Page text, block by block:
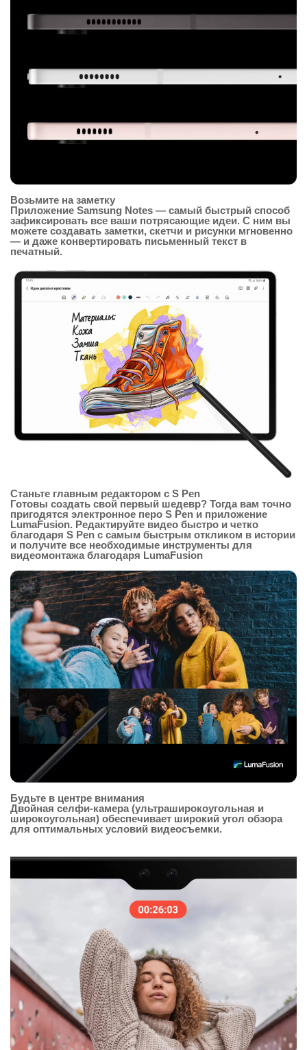
Возьмите на заметку
Приложение Samsung Notes — самый быстрый способ
зафиксировать все ваши потрясающие идеи. С ним вы
можете создавать заметки, скетчи и рисунки мгновенно
— и даже конвертировать письменный текст в
печатный.
Станьте главным редактором с S Pen
Готовы создать свой первый шедевр? Тогда вам точно
пригодятся электронное перо S Pen и приложение
LumaFusion. Редактируйте видео быстро и четко
благодаря S Pen с самым быстрым откликом в истории
и получите все необходимые инструменты для
видеомонтажа благодаря LumaFusion
Будьте в центре внимания
Двойная селфи-камера (ультраширокоугольная и
широкоугольная) обеспечивает широкий угол обзора
для оптимальных условий видеосъемки.